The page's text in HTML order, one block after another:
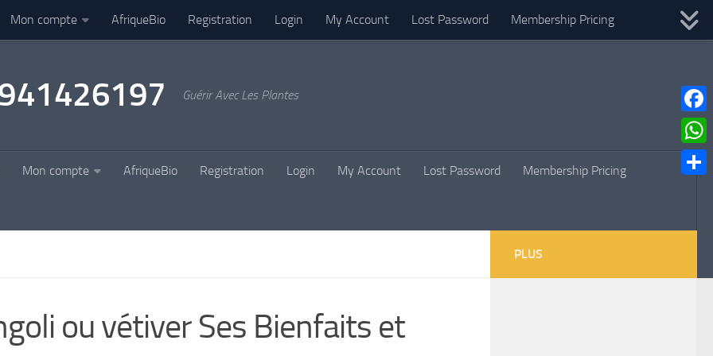
Mon compte AfriqueBio Registration Login My Account Lost Password Membership Pricing
Guérir Avec Les Plantes
Mon compte AfriqueBio Registration Login My Account Lost Password Membership Pricing
ou vétiver Ses Bienfaits et
PLUS